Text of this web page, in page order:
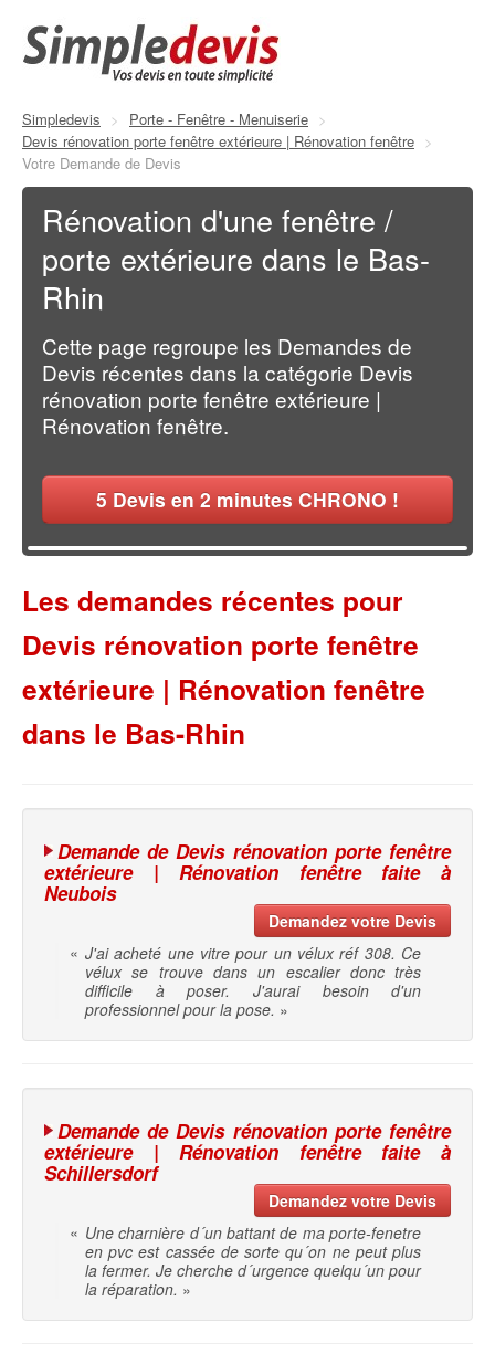
Simpledevis > Porte - Fenêtre - Menuiserie >
Devis rénovation porte fenêtre extérieure | Rénovation fenêtre >
Votre Demande de Devis
Rénovation d'une fenêtre /
porte extérieure dans le Bas-
Rhin
Cette page regroupe les Demandes de
Devis récentes dans la catégorie Devis
rénovation porte fenêtre extérieure |
Rénovation fenêtre.
5 Devis en 2 minutes CHRONO !
Les demandes récentes pour
Devis rénovation porte fenêtre
extérieure | Rénovation fenêtre
dans le Bas-Rhin
Demande de Devis rénovation porte fenêtre
extérieure | Rénovation fenêtre faite à
Neubois
Demandez votre Devis
« J'ai acheté une vitre pour un vélux réf 308. Ce
vélux se trouve dans un escalier donc très
difficile à poser. J'aurai besoin d'un
professionnel pour la pose. »
Demande de Devis rénovation porte fenêtre
extérieure | Rénovation fenêtre faite à
Schillersdorf
Demandez votre Devis
« Une charnière d´un battant de ma porte-fenetre
en pvc est cassée de sorte qu´on ne peut plus
la fermer. Je cherche d´urgence quelqu´un pour
la réparation. »